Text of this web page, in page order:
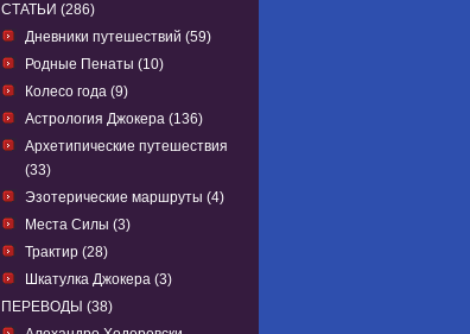
СТАТЬИ (286)
Дневники путешествий (59)
Родные Пенаты (10)
Колесо года (9)
Астрология Джокера (136)
Архетипические путешествия
(33)
Эзотерические маршруты (4)
Места Силы (3)
Трактир (28)
Шкатулка Джокера (3)
ПЕРЕВОДЫ (38)